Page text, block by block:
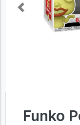
Previous
Funko